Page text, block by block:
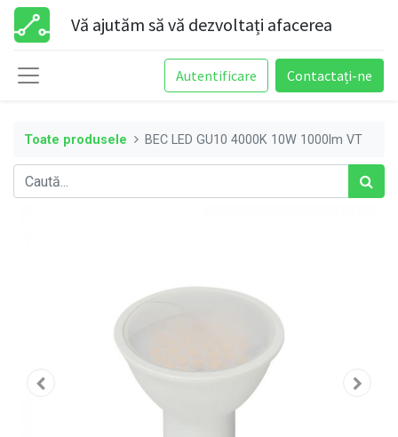
Vă ajutăm să vă dezvoltați afacerea
Autentificare Contactați-ne
Toate produsele BEC LED GU10 4000K 10W 1000lm VT